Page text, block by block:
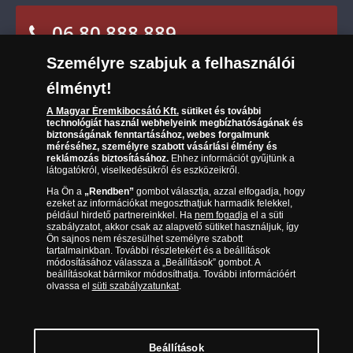
Sütik (cookies) használata
Süti (cookies)Beállítások
Társaságunkról
Az érmék és érmek ára és értéke
Gyakran ismételt kérdések
Adatkezelés
06 80 888 889
(díjmentesen hívható hétfőtől csütörtökig 9.00 és 17.00
óra között, péntekenként 9.00 és 15.00 óra között)
Magyar Éremkibocsátó Kft. 1134 Budapest, Váci út 33. Cégjegyzékszám: 01-09-
Bláthy Ottó utca 3-5.) engedélyéhez kötött tevékenységet folytat. Kereskedelmi
© Copyright 2026 - Magyar Éremkibocsátó Kft.
Személyre szabjuk a felhasználói
élményt!
A Magyar Éremkibocsátó Kft.sütiket és további
technológiát használ webhelyeink megbízhatóságának és
biztonságának fenntartásához, webes forgalmunk
méréséhez, személyre szabott vásárlási élmény és
reklámozás biztosításához.Ehhez információt gyűjtünk a
látogatókról, viselkedésükről és eszközeikről.
Ha Ön a „Rendben”gombot választja, azzal elfogadja, hogy
ezeket az információkat megoszthatjuk harmadik felekkel,
például hirdető partnereinkkel. Ha nem fogadjael a süti
szabályzatot, akkor csak az alapvető sütiket használjuk, így
Ön sajnos nem részesülhet személyre szabott
tartalmainkban. További részletekért és a beállítások
módosításához válassza a „Beállítások” gombot. A
beállításokat bármikor módosíthatja. További információért
olvassa el süti szabályzatunkat.
Beállítások